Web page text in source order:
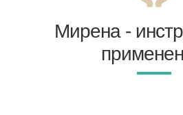
Мирена -